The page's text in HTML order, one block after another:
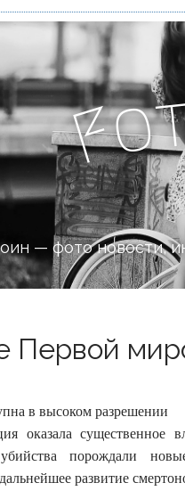
Fo
— фото новости,
Первой
в высоком разрешении
оказала
порождали
развитие